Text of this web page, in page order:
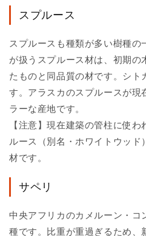
スプルース
スプルースも種類が多い樹種
が扱うスプルース材は、初期の
たものと同品質の材です。シト
す。アラスカのスプルースが現
ラーな産地です。
【注意】現在建築の管柱に使
ルース（別名・ホワイトウッ
材です。
サペリ
中央アフリカのカメルーン・
種です。比重が重過ぎるため、